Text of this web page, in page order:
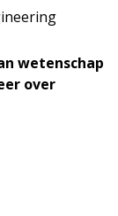
wetenschap
over